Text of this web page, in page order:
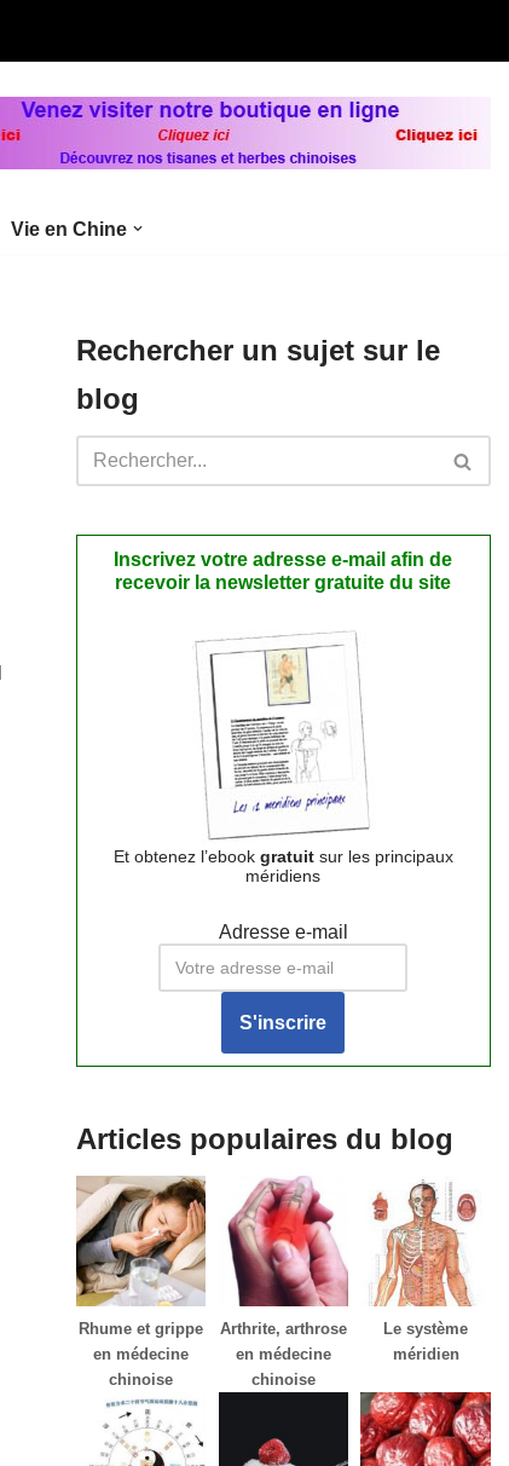
Vie en Chine
Rechercher un sujet sur le
blog
Inscrivez votre adresse e-mail afin de
recevoir la newsletter gratuite du site
Et obtenez l’ebook gratuitsur les principaux
méridiens
Adresse e-mail
Articles populaires du blog
Rhume et grippe
en médecine
chinoise
Arthrite, arthrose
en médecine
chinoise
Le système
méridien